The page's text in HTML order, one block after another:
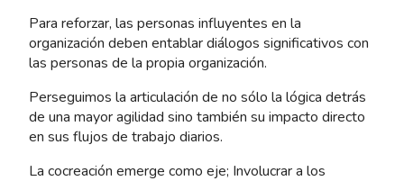
Para reforzar, las personas influyentes en la
organización deben entablar diálogos significativos con
las personas de la propia organización.
Perseguimos la articulación de no sólo la lógica detrás
de una mayor agilidad sino también su impacto directo
en sus flujos de trabajo diarios.
La cocreación emerge como eje; Involucrar a los